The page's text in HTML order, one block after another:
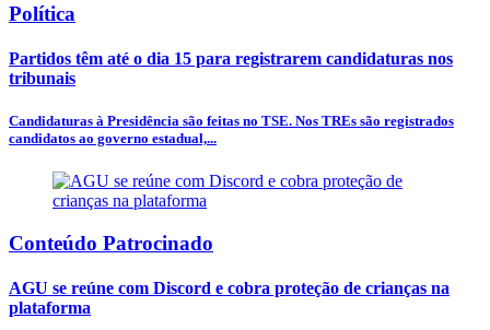
Política
Partidos têm até o dia 15 para registrarem candidaturas nos
tribunais
Candidaturas à Presidência são feitas no TSE. Nos TREs são registrados
candidatos ao governo estadual,...
Conteúdo Patrocinado
AGU se reúne com Discord e cobra proteção de crianças na
plataforma